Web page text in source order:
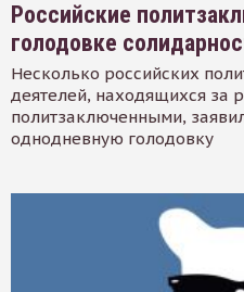
Российские
голодовке
Несколько российских
деятелей, находящихся за
политзаключенными,
однодневную голодовку